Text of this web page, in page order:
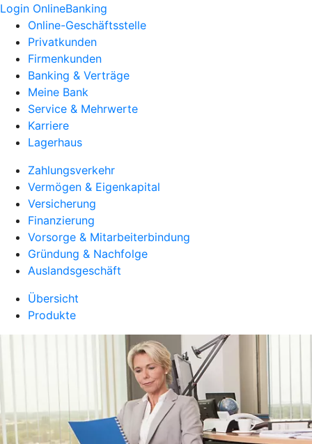
Login OnlineBanking
Online-Geschäftsstelle
Privatkunden
Firmenkunden
Banking & Verträge
Meine Bank
Service & Mehrwerte
Karriere
Lagerhaus
Zahlungsverkehr
Vermögen & Eigenkapital
Versicherung
Finanzierung
Vorsorge & Mitarbeiterbindung
Gründung & Nachfolge
Auslandsgeschäft
Übersicht
Produkte